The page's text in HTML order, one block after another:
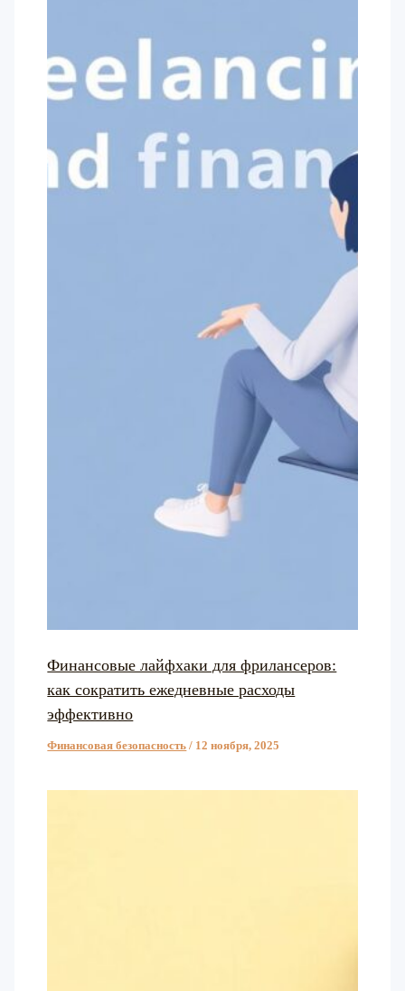
Финансовые лайфхаки для фрилансеров:
как сократить ежедневные расходы
эффективно
Финансовая безопасность / 12 ноября, 2025